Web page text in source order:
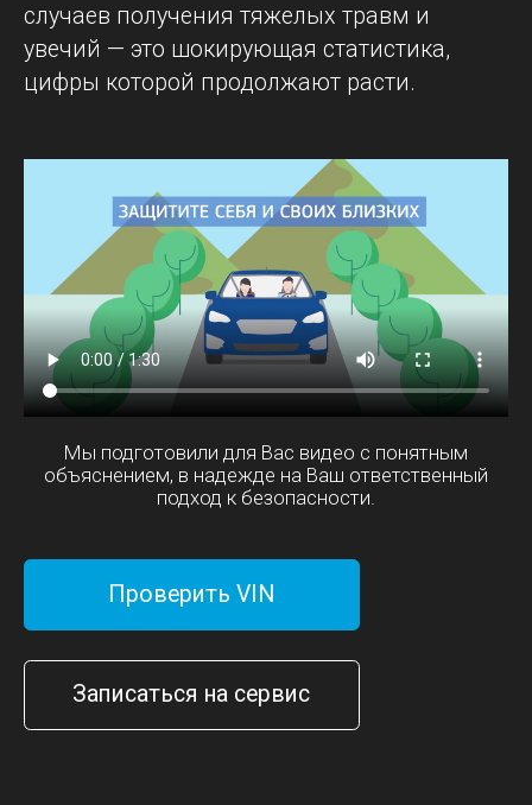
случаев получения тяжелых травм и
увечий — это шокирующая статистика,
цифры которой продолжают расти.
Мы подготовили для Вас видео с понятным
объяснением, в надежде на Ваш ответственный
подход к безопасности.
Проверить VIN
Записаться на сервис